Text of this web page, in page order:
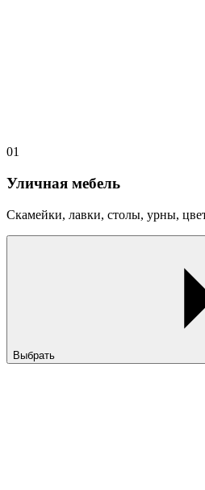
01
Уличная мебель
Скамейки, лавки, столы, урны,
Выбрать